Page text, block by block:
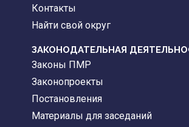
Контакты
Найти свой округ
ЗАКОНОДАТЕЛЬНАЯ
Законы ПМР
Законопроекты
Постановления
Материалы для заседаний